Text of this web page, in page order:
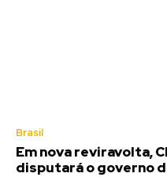
Brasil
Em nova reviravolta,
disputará o governo